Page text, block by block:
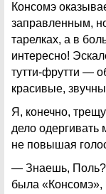
Консомэ
заправленным,
тарелках, а в
интересно!
тутти-фрутти —
красивые,
Я, конечно,
дело одергивать
не повышая
— Знаешь, Поль?
была «Консомэ»,